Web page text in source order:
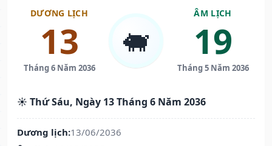
DƯƠNG LỊCH
13
Tháng 6 Năm 2036
🐖
ÂM LỊCH
19
Tháng 5 Năm 2036
☀️ Thứ Sáu, Ngày 13 Tháng 6 Năm 2036
Dương lịch:13/06/2036